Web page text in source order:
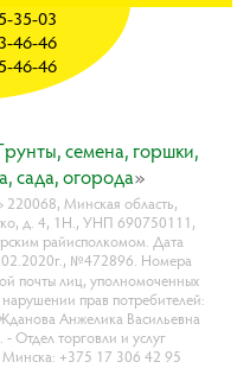
ceмeнa, гopшки,
caдa, oгopoдa»
Минская область,
д. 4, 1Н., УНП 690750111,
райисполкомом. Дата
№472896. Номера
почты лиц, уполномоченных
прав потребителей:
Анжелика Васильевна
Отдел торговли и услуг
Минска: +375 17 306 42 95
35-03
46-46
46-46